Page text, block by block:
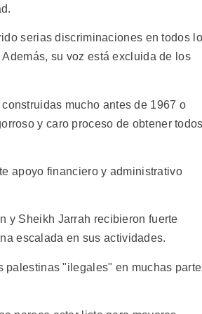
serias discriminaciones en todos
su voz está excluida de los
mucho antes de 1967 o
y caro proceso de obtener todos
apoyo financiero y administrativo
y Sheikh Jarrah recibieron fuerte
escalada en sus actividades.
"ilegales" en muchas